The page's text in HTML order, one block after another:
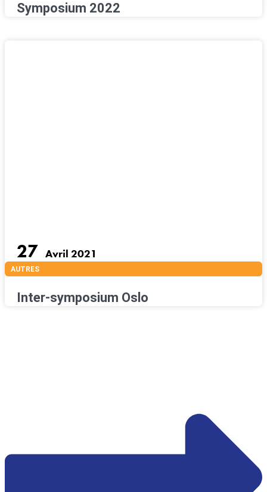
Symposium 2022
27 Avril 2021
AUTRES
Inter-symposium Oslo